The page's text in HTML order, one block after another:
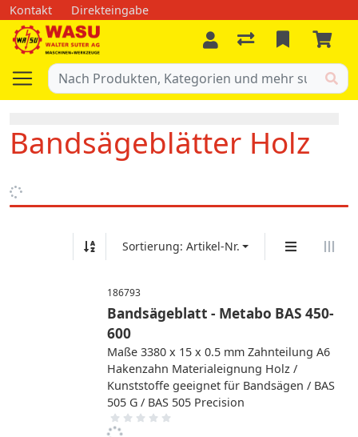
Kontakt Direkteingabe
Bandsägeblätter Holz
Sortierung: Artikel-Nr.
186793
Bandsägeblatt - Metabo BAS 450-
600
Maße 3380 x 15 x 0.5 mm Zahnteilung A6
Hakenzahn Materialeignung Holz /
Kunststoffe geeignet für Bandsägen / BAS
505 G / BAS 505 Precision